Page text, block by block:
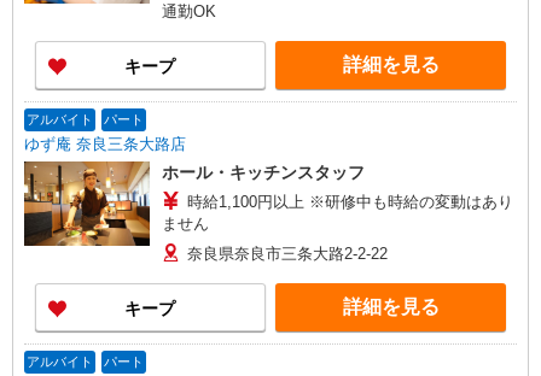
通勤OK
キープ 詳細を見る
アルバイト パート
ゆず庵 奈良三条大路店
ホール・キッチンスタッフ
時給1,100円以上 ※研修中も時給の変動はあり
ません
奈良県奈良市三条大路2-2-22
キープ 詳細を見る
アルバイト パート